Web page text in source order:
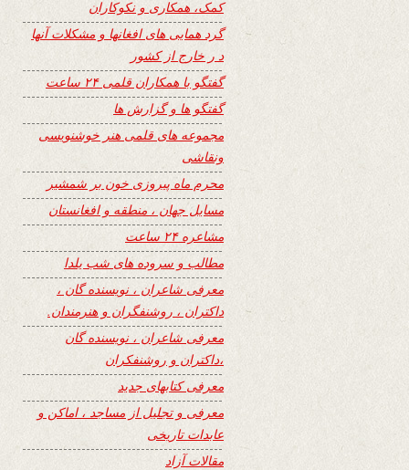
کمک، همکاری و نکوکاران
گرد همایی های افغانها و مشکلات آنها
د ر خارج از کشور
گفتگو با همکاران قلمی ۲۴ ساعت
گفتگو ها و گزارش ها
مجموعه های قلمی هنر خوشنویسی
ونقاشی
محرم ماه پیروزی خون بر شمشیر
مسایل جهان ، منطقه و افغانستان
مشاعره ۲۴ ساعت
مطالب و سروده های شب یلدا
معرفی شاعران ، نویسنده گان ،
داکتران ، روشنفگران و هنرمندان.
معرفی شاعران ، نویسنده گان
،داکتران و روشنفکران
معرفی کتابهای جدید
معرفی و تجلیل از مساجد ، اماکن و
عابدات تاریخی
مقالات آزاد